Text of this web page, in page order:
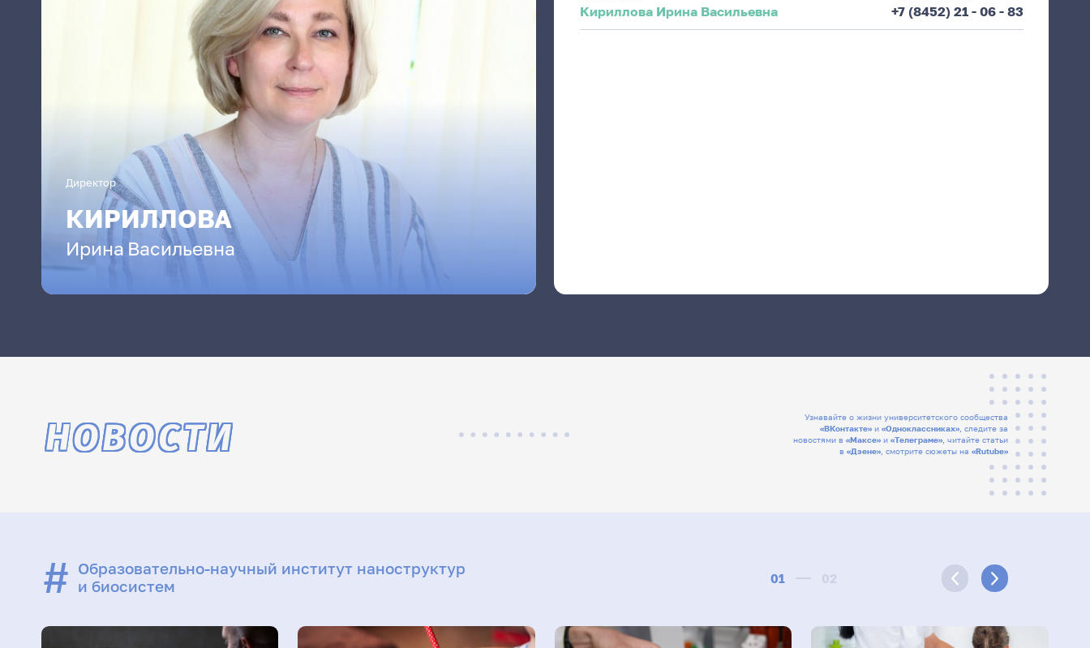
Директор
КИРИЛЛОВА
Ирина Васильевна
Кириллова Ирина Васильевна
+7 (8452) 21 - 06 - 83
Узнавайте о жизни университетского сообщества
«ВКонтакте» и«Одноклассниках» , следите за
новостями в«Максе» и«Телеграме» , читайте статьи
в«Дзене» , смотрите сюжеты на«Rutube»
НОВОСТИ
# Образовательно-научный институт наноструктур
и биосистем
01 02